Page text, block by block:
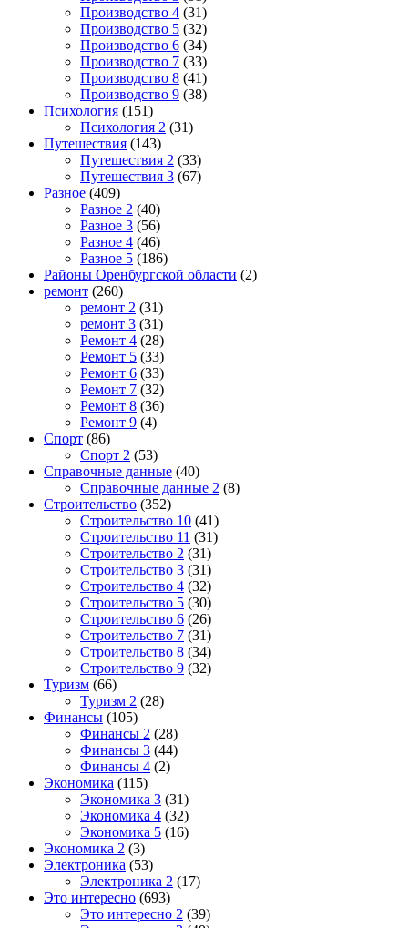
Производство 4 (31)
Производство 5 (32)
Производство 6 (34)
Производство 7 (33)
Производство 8 (41)
Производство 9 (38)
Психология (151)
Психология 2 (31)
Путешествия (143)
Путешествия 2 (33)
Путешествия 3 (67)
Разное (409)
Разное 2 (40)
Разное 3 (56)
Разное 4 (46)
Разное 5 (186)
Районы Оренбургской области (2)
ремонт (260)
ремонт 2 (31)
ремонт 3 (31)
Ремонт 4 (28)
Ремонт 5 (33)
Ремонт 6 (33)
Ремонт 7 (32)
Ремонт 8 (36)
Ремонт 9 (4)
Спорт (86)
Спорт 2 (53)
Справочные данные (40)
Справочные данные 2 (8)
Строительство (352)
Строительство 10 (41)
Строительство 11 (31)
Строительство 2 (31)
Строительство 3 (31)
Строительство 4 (32)
Строительство 5 (30)
Строительство 6 (26)
Строительство 7 (31)
Строительство 8 (34)
Строительство 9 (32)
Туризм (66)
Туризм 2 (28)
Финансы (105)
Финансы 2 (28)
Финансы 3 (44)
Финансы 4 (2)
Экономика (115)
Экономика 3 (31)
Экономика 4 (32)
Экономика 5 (16)
Экономика 2 (3)
Электроника (53)
Электроника 2 (17)
Это интересно (693)
Это интересно 2 (39)